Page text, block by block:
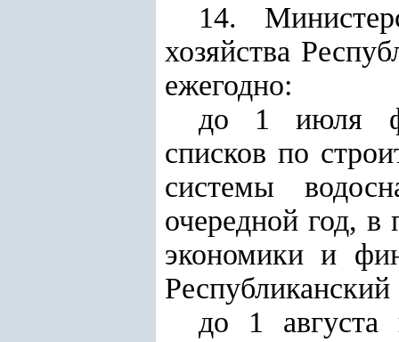
14.
хозяйства
ежегодно:
до 1 июля
списков по
системы
очередной год, в
экономики и
до 1